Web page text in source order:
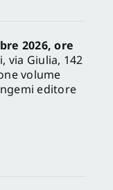
2026, ore
via Giulia, 142
volume
editore